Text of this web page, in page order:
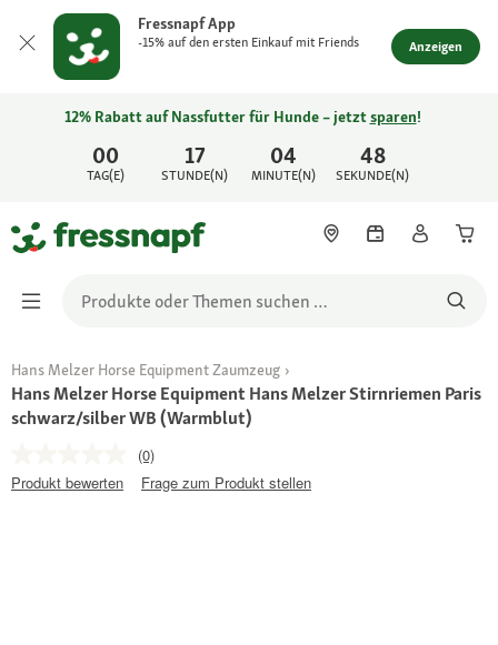
Fressnapf App
-15% auf den ersten Einkauf mit Friends Anzeigen
00
TAG(E)
17
STUNDE(N)
04
MINUTE(N)
48
SEKUNDE(N)
12% Rabatt auf Nassfutter für Hunde – jetztsparen!
Hans Melzer Horse Equipment Zaumzeug
Hans Melzer Horse Equipment Hans Melzer Stirnriemen Paris
schwarz/silber WB (Warmblut)
(0)
Produkt bewerten
Frage zum Produkt stellen